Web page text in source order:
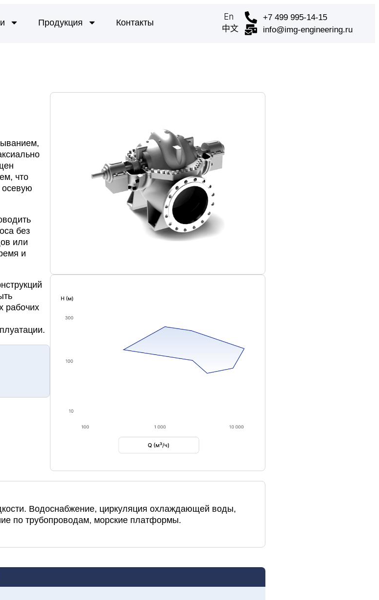
Продукция Контакты
En
中文
+7 499 995-14-15
info@img-engineering.ru
что
осевую
без
или
и
рабочих
Водоснабжение, циркуляция охлаждающей воды,
по трубопроводам, морские платформы.